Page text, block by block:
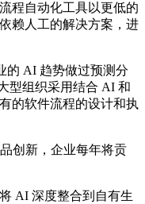
自动化工具以更低的
赖人工的解决方案，进
AI 趋势做过预测分
型组织采用结合 AI 和
的软件流程的设计和执
创新，企业每年将贡
AI 深度整合到自有生